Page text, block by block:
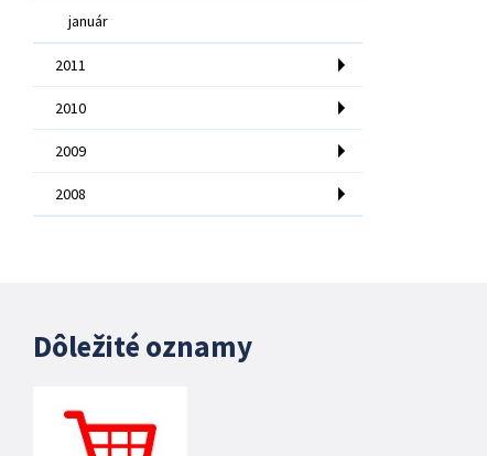
január
2011
2010
2009
2008
Dôležité oznamy